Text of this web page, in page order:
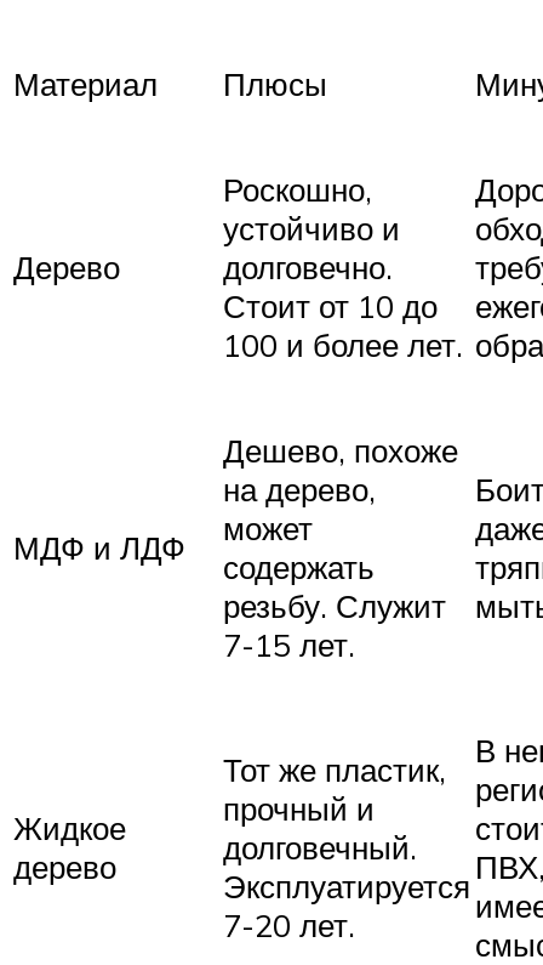
Материал Плюсы
Дерево
Роскошно,
устойчиво и
долговечно.
Стоит от 10 до
100 и более лет.
МДФ и ЛДФ
Дешево, похоже
на дерево,
может
содержать
резьбу. Служит
7-15 лет.
Жидкое
дерево
Тот же пластик,
прочный и
долговечный.
Эксплуатируется
7-20 лет.
В